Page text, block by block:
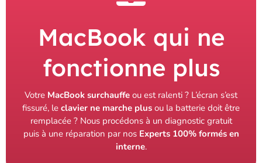
MacBook qui ne
fonctionne plus
Votre MacBook surchauffe ou est ralenti ? L’écran s’est
fissuré, le clavier ne marche plus ou la batterie doit être
remplacée ? Nous procédons à un diagnostic gratuit
puis à une réparation par nos Experts 100% formés en
interne.